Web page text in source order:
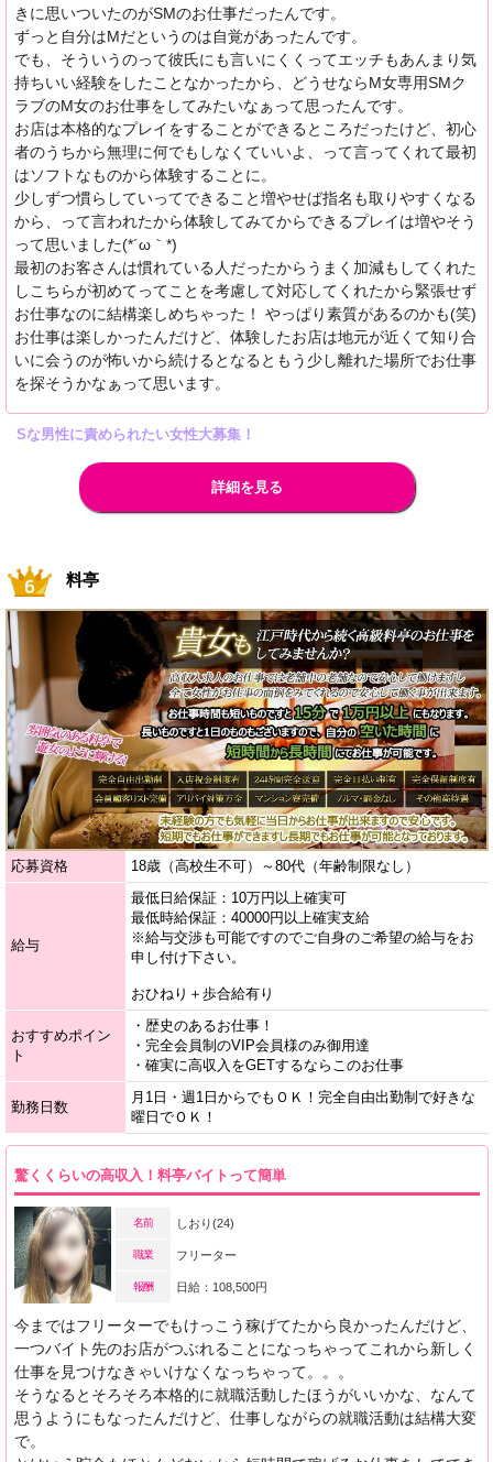
きに思いついたのがSMのお仕事だったんです。
ずっと自分はMだというのは自覚があったんです。
でも、そういうのって彼氏にも言いにくくってエッチもあんまり気
持ちいい経験をしたことなかったから、どうせならM女専用SMク
ラブのM女のお仕事をしてみたいなぁって思ったんです。
お店は本格的なプレイをすることができるところだったけど、初心
者のうちから無理に何でもしなくていいよ、って言ってくれて最初
はソフトなものから体験することに。
少しずつ慣らしていってできること増やせば指名も取りやすくなる
から、って言われたから体験してみてからできるプレイは増やそう
って思いました(*´ω｀*)
最初のお客さんは慣れている人だったからうまく加減もしてくれた
しこちらが初めてってことを考慮して対応してくれたから緊張せず
お仕事なのに結構楽しめちゃった！ やっぱり素質があるのかも(笑)
お仕事は楽しかったんだけど、体験したお店は地元が近くて知り合
いに会うのが怖いから続けるとなるともう少し離れた場所でお仕事
を探そうかなぁって思います。
Sな男性に責められたい女性大募集！
詳細を見る
料亭
応募資格 18歳（高校生不可）～80代（年齢制限なし）
給与
最低日給保証：10万円以上確実可
最低時給保証：40000円以上確実支給
※給与交渉も可能ですのでご自身のご希望の給与をお
申し付け下さい。
おひねり＋歩合給有り
おすすめポイン
ト
・歴史のあるお仕事！
・完全会員制のVIP会員様のみ御用達
・確実に高収入をGETするならこのお仕事
勤務日数
月1日・週1日からでもＯＫ！完全自由出勤制で好きな
曜日でＯＫ！
驚くくらいの高収入！料亭バイトって簡単
名前 しおり(24)
職業 フリーター
報酬 日給：108,500円
今まではフリーターでもけっこう稼げてたから良かったんだけど、
一つバイト先のお店がつぶれることになっちゃってこれから新しく
仕事を見つけなきゃいけなくなっちゃって。。。
そうなるとそろそろ本格的に就職活動したほうがいいかな、なんて
思うようにもなったんだけど、仕事しながらの就職活動は結構大変
で。